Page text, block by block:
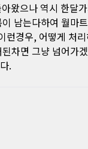
왔으나 역시 한달
남는다하여 월마
런경우, 어떻게 처
차면 그냥 넘어가
.